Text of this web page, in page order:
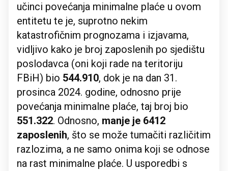
učinci povećanja minimalne plaće u ovom
entitetu te je, suprotno nekim
katastrofičnim prognozama i izjavama,
vidljivo kako je broj zaposlenih po sjedištu
poslodavca (oni koji rade na teritoriju
FBiH) bio 544.910, dok je na dan 31.
prosinca 2024. godine, odnosno prije
povećanja minimalne plaće, taj broj bio
551.322. Odnosno, manje je 6412
zaposlenih, što se može tumačiti različitim
razlozima, a ne samo onima koji se odnose
na rast minimalne plaće. U usporedbi s